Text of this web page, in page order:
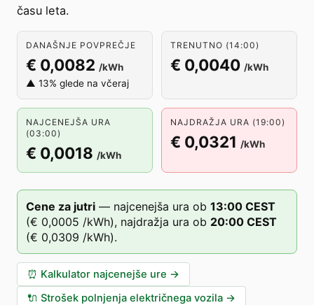
času leta.
DANAŠNJE POVPREČJE
€ 0,0082 /kWh
▲ 13% glede na včeraj
TRENUTNO (14:00)
€ 0,0040 /kWh
NAJCENEJŠA URA
(03:00)
€ 0,0018 /kWh
NAJDRAŽJA URA (19:00)
€ 0,0321 /kWh
Cene za jutri — najcenejša ura ob 13:00 CEST
(€ 0,0005 /kWh), najdražja ura ob 20:00 CEST
(€ 0,0309 /kWh).
⏰ Kalkulator najcenejše ure →
🔌 Strošek polnjenja električnega vozila →